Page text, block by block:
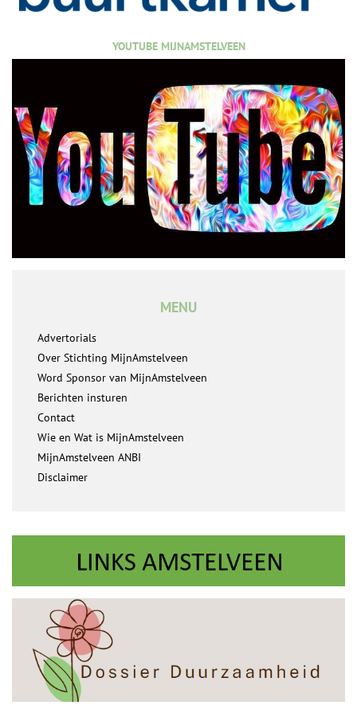
YOUTUBE MIJNAMSTELVEEN
MENU
Advertorials
Over Stichting MijnAmstelveen
Word Sponsor van MijnAmstelveen
Berichten insturen
Contact
Wie en Wat is MijnAmstelveen
MijnAmstelveen ANBI
Disclaimer